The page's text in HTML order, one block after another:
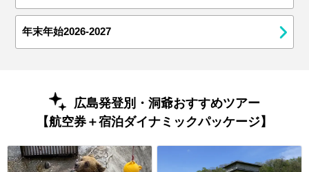
年末年始2026-2027
広島発登別・洞爺おすすめツアー
【航空券＋宿泊ダイナミックパッケージ】